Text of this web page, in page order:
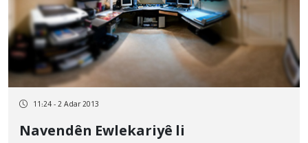
11:24 - 2 Adar 2013
Navendên Ewlekariyê li